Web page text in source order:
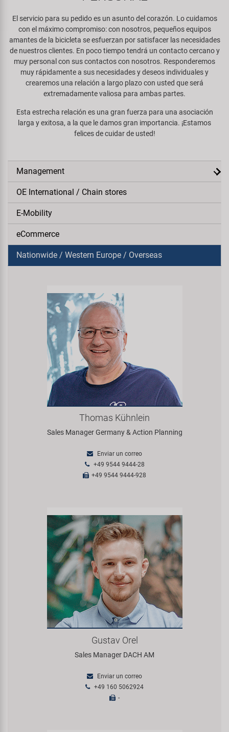
Guardabarros y Protección del
Cuadro
Iluminación
Portaequipajes
Remolques
Ropa y Cascos
Timbres
Transporte y Aparcamiento
Grips
Horquillas
Manillares y Potencias
Neumáticos de Bicicleta
Ruedas
Sillines
Personalización
Productos Cuidado / Reparación
Soportes Montaje / Equipamiento
de Taller
equipamiento-tienda
KUJO
Litemove
M-Wave
Novatec
Smart
SRAM/RockShox
Super B
Trail-Gator
Todas las marcas
El servicio para su pedido es un asunto del corazón. Lo cuidamos
con el máximo compromiso: con nosotros, pequeños equipos
amantes de la bicicleta se esfuerzan por satisfacer las necesidades
de nuestros clientes. En poco tiempo tendrá un contacto cercano y
muy personal con sus contactos con nosotros. Responderemos
muy rápidamente a sus necesidades y deseos individuales y
crearemos una relación a largo plazo con usted que será
extremadamente valiosa para ambas partes.
Esta estrecha relación es una gran fuerza para una asociación
larga y exitosa, a la que le damos gran importancia. ¡Estamos
felices de cuidar de usted!
Management
OE International / Chain stores
E-Mobility
eCommerce
Nationwide / Western Europe / Overseas
Thomas Kühnlein
Sales Manager Germany & Action Planning
Enviar un correo
+49 9544 9444-28
+49 9544 9444-928
Gustav Orel
Sales Manager DACH AM
Enviar un correo
+49 160 5062924
-